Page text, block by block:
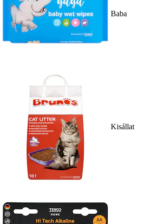
Baba
Kisállat